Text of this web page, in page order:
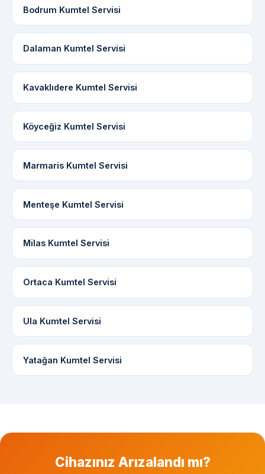
Bodrum Kumtel Servisi
Dalaman Kumtel Servisi
Kavaklıdere Kumtel Servisi
Köyceğiz Kumtel Servisi
Marmaris Kumtel Servisi
Menteşe Kumtel Servisi
Milas Kumtel Servisi
Ortaca Kumtel Servisi
Ula Kumtel Servisi
Yatağan Kumtel Servisi
Cihazınız Arızalandı mı?